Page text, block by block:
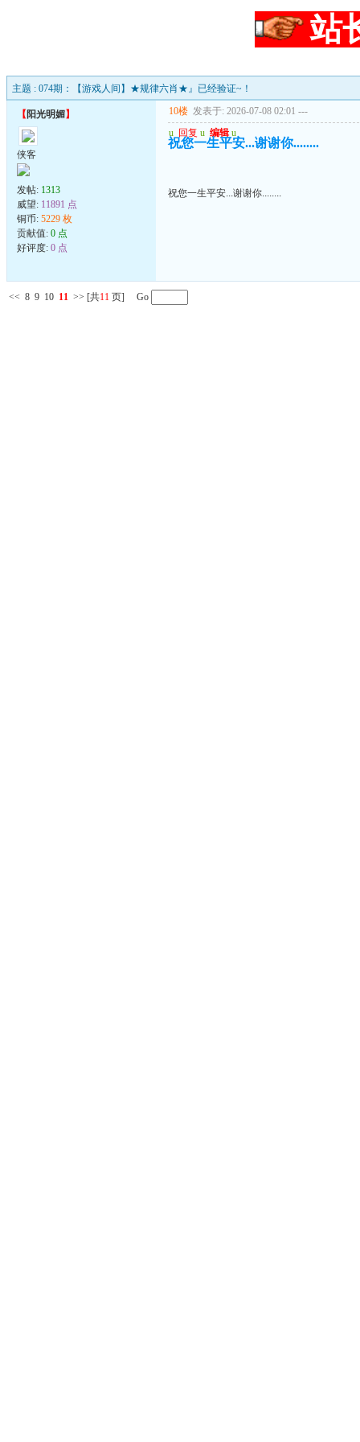
站
主题 : 074期：【游戏人间】★规律六肖★』已经验证~！
【 阳光明媚】
侠客
发帖: 1313
威望: 11891 点
铜币: 5229 枚
贡献值: 0 点
好评度: 0 点
10楼 发表于: 2026-07-08 02:01 ---
u 回复 u 编辑 u
祝您一生平安...谢谢你........
祝您一生平安...谢谢你........
<< 8 9 10 11 >> [共11 页] Go